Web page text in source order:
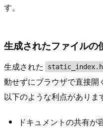
す。
生成されたファイルの
生成された
動せずにブラウザで直接開
以下のような利点がありま
ドキュメントの共有が